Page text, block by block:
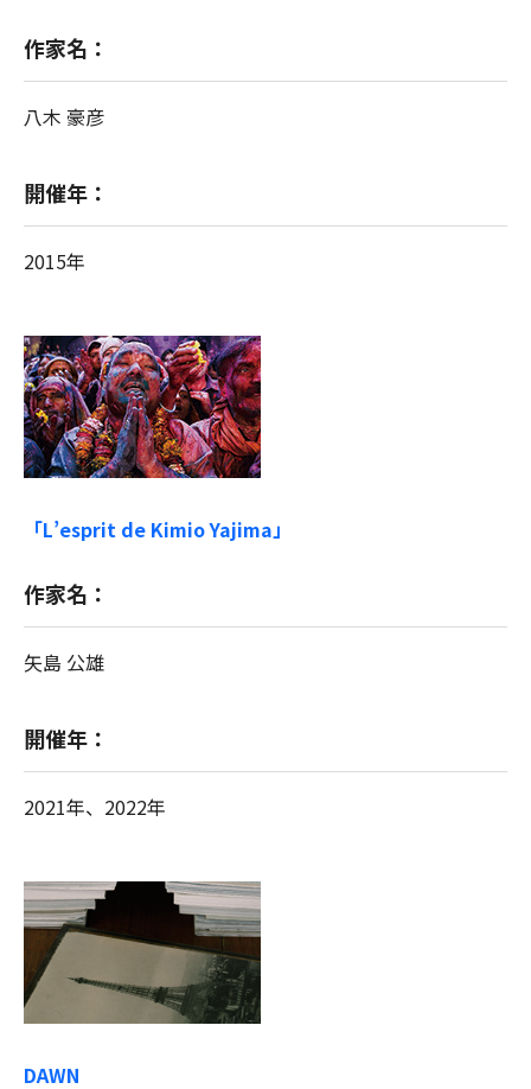
作家名：
八木 豪彦
開催年：
2015年
「L’esprit de Kimio Yajima」
作家名：
矢島 公雄
開催年：
2021年、2022年
DAWN